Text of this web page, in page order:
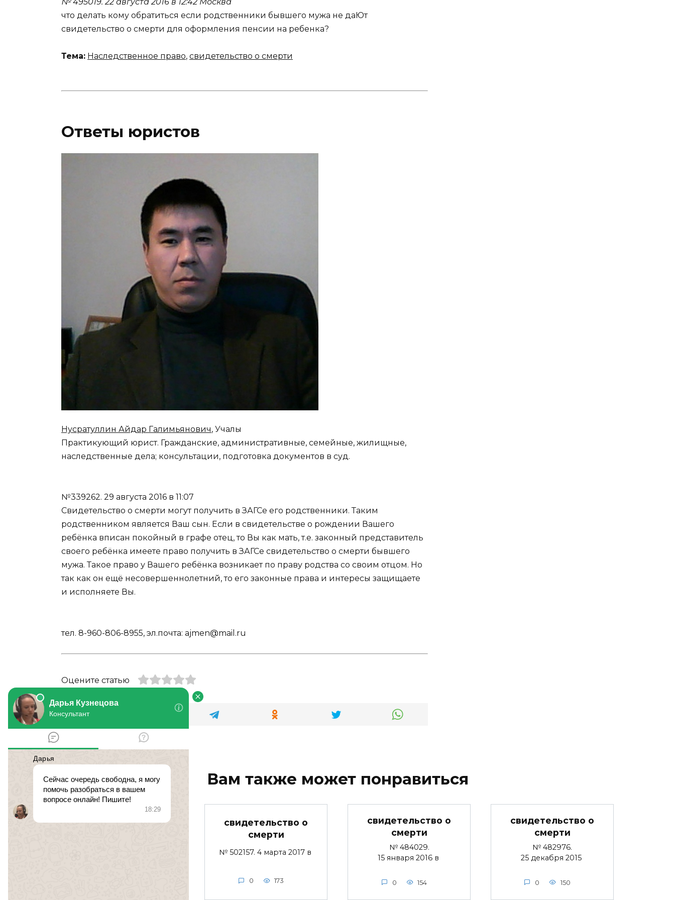
что делать кому обратиться если родственники бывшего мужа не даЮт
свидетельство о смерти для оформления пенсии на ребенка?
Тема: Наследственное право, свидетельство о смерти
Ответы юристов
Нусратуллин Айдар Галимьянович, Учалы
Практикующий юрист. Гражданские, административные, семейные, жилищные,
наследственные дела; консультации, подготовка документов в суд.
№339262. 29 августа 2016 в 11:07
Свидетельство о смерти могут получить в ЗАГСе его родственники. Таким
родственником является Ваш сын. Если в свидетельстве о рождении Вашего
ребёнка вписан покойный в графе отец, то Вы как мать, т.е. законный представитель
своего ребёнка имеете право получить в ЗАГСе свидетельство о смерти бывшего
мужа. Такое право у Вашего ребёнка возникает по праву родства со своим отцом. Но
так как он ещё несовершеннолетний, то его законные права и интересы защищаете
и исполняете Вы.
тел. 8-960-806-8955, эл.почта: ajmen@mail.ru
Оцените статью
Вам также может понравиться
свидетельство о
свидетельство о
смерти
№ 502157. 4 марта 2017 в
0 173
свидетельство о
смерти
№ 484029.
15 января 2016 в
0 154
свидетельство о
смерти
№ 482976.
25 декабря 2015
0 150